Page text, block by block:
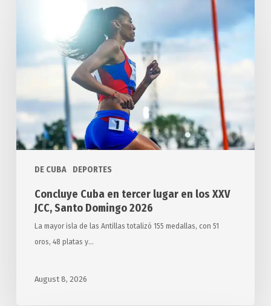
DE CUBA DEPORTES
JCC,
Santo
Concluye Cuba en tercer lugar en los XXV
JCC, Santo Domingo 2026
La mayor isla de las Antillas totalizó 155 medallas, con 51
oros, 48 platas y…
August 8, 2026